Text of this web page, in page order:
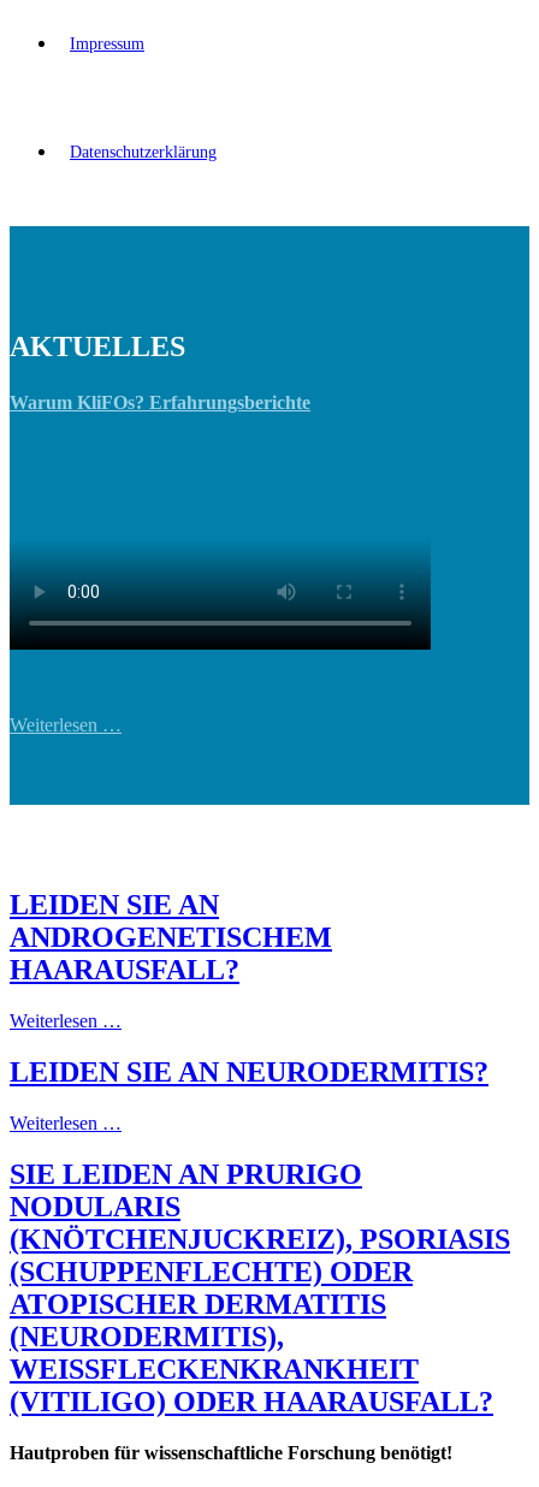
Impressum
Datenschutzerklärung
AKTUELLES
Warum KliFOs? Erfahrungsberichte
Weiterlesen …
LEIDEN SIE AN
ANDROGENETISCHEM
HAARAUSFALL?
Weiterlesen …
LEIDEN SIE AN NEURODERMITIS?
Weiterlesen …
SIE LEIDEN AN PRURIGO
NODULARIS
(KNÖTCHENJUCKREIZ), PSORIASIS
(SCHUPPENFLECHTE) ODER
ATOPISCHER DERMATITIS
(NEURODERMITIS),
WEISSFLECKENKRANKHEIT (
VITILIGO) ODER HAARAUSFALL?
Hautproben für wissenschaftliche Forschung benötigt!